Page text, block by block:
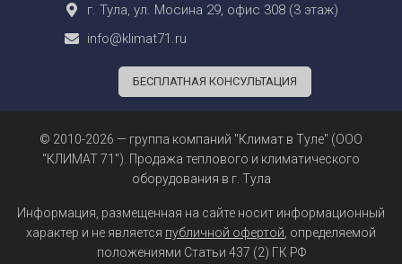
г. Тула, ул. Мосина 29, офис 308 (3 этаж)
info@klimat71.ru
БЕСПЛАТНАЯ КОНСУЛЬТАЦИЯ
© 2010-2026 — группа компаний "Климат в Туле" (ООО
"КЛИМАТ 71"). Продажа теплового и климатического
оборудования в г. Тула
Информация, размещенная на сайте носит информационный
характер и не является публичной офертой , определяемой
положениями Статьи 437 (2) ГК РФ